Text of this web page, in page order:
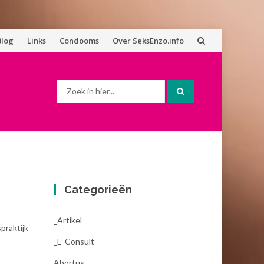
Links Condooms Over SeksEnzo.info
Categorieën
_Artikel
_E-Consult